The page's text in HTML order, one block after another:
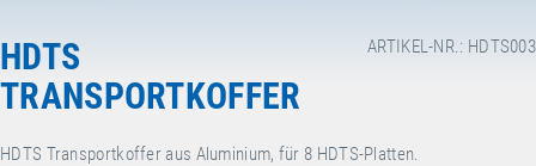
ARTIKEL-NR.: HDTS003
HDTS
TRANSPORTKOFFER
HDTS Transportkoffer aus Aluminium, für 8 HDTS-Platten.